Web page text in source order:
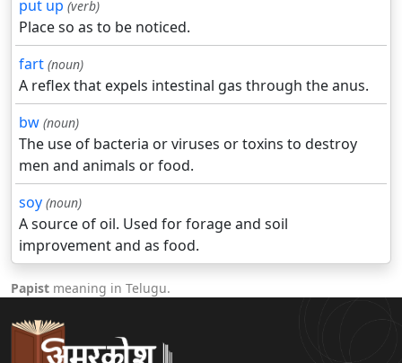
put up (verb)
Place so as to be noticed.
fart (noun)
A reflex that expels intestinal gas through the anus.
bw (noun)
The use of bacteria or viruses or toxins to destroy
men and animals or food.
soy (noun)
A source of oil. Used for forage and soil
improvement and as food.
Papist meaning in Telugu.